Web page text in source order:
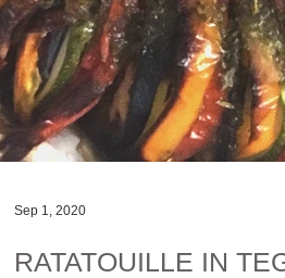
RATATOUILLE IN
Sep 1, 2020